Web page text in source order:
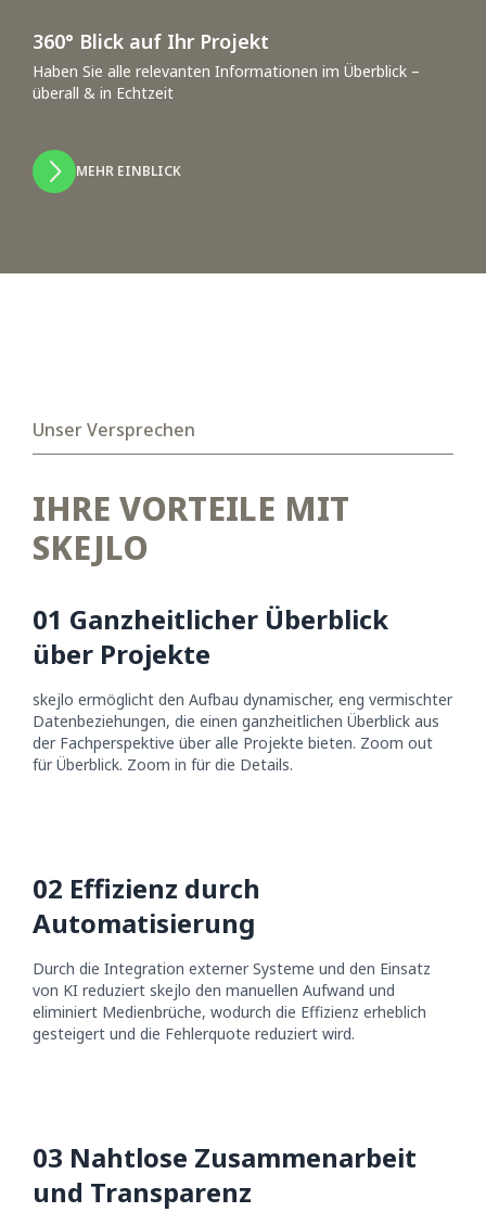
360° Blick auf Ihr Projekt
Haben Sie alle relevanten Informationen im Überblick –
überall & in Echtzeit
MEHR EINBLICK
Unser Versprechen
IHRE VORTEILE MIT
SKEJLO
01 Ganzheitlicher Überblick
über Projekte
skejlo ermöglicht den Aufbau dynamischer, eng vermischter
Datenbeziehungen, die einen ganzheitlichen Überblick aus
der Fachperspektive über alle Projekte bieten. Zoom out
für Überblick. Zoom in für die Details.
02 Effizienz durch
Automatisierung
Durch die Integration externer Systeme und den Einsatz
von KI reduziert skejlo den manuellen Aufwand und
eliminiert Medienbrüche, wodurch die Effizienz erheblich
gesteigert und die Fehlerquote reduziert wird.
03 Nahtlose Zusammenarbeit
und Transparenz